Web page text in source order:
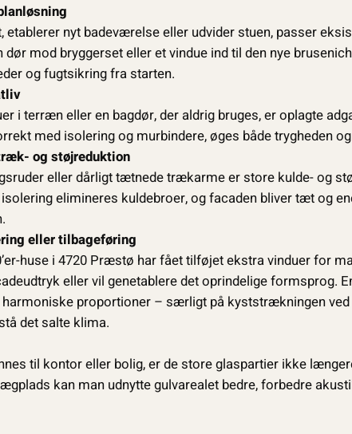
etablerer nyt badeværelse eller udvider stuen, passer
dør mod bryggerset eller et vindue ind til den nye
og fugtsikring fra starten.
i terræn eller en bagdør, der aldrig bruges, er oplagte
med isolering og murbindere, øges både trygheden
og støjreduktion
eller dårligt tætnede trækarme er store kulde- og
elimineres kuldebroer, og facaden bliver tæt og
eller tilbageføring
huse i 4720 Præstø har fået tilføjet ekstra vinduer for
eller vil genetablere det oprindelige formsprog.
harmoniske proportioner – særligt på kyststrækningen
det salte klima.
til kontor eller bolig, er de store glaspartier ikke
kan man udnytte gulvarealet bedre, forbedre